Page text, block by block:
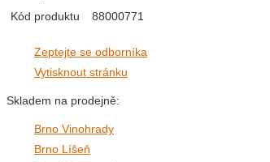
Kód produktu
88000771
Zeptejte se odborníka
Vytisknout stránku
Skladem na prodejně:
Brno Vinohrady
Brno Líšeň